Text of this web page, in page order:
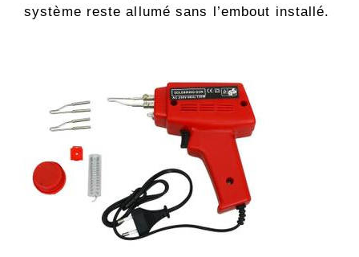
système reste allumé sans l’embout installé.